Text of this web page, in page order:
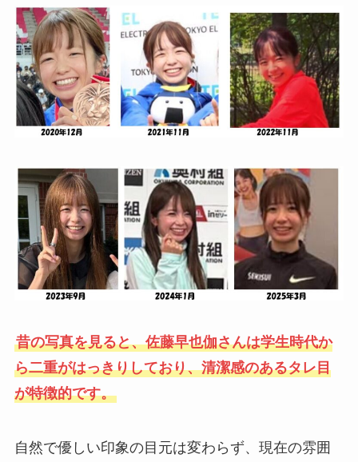
昔の写真を見ると、佐藤早也伽さんは学生時代か
ら二重がはっきりしており、清潔感のあるタレ目
が特徴的です。
自然で優しい印象の目元は変わらず、現在の雰囲